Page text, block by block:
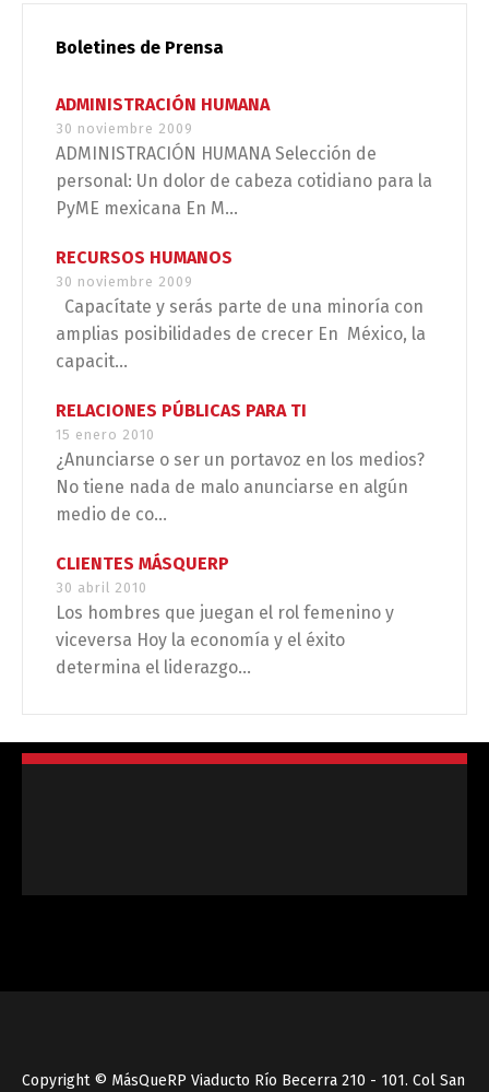
Boletines de Prensa
ADMINISTRACIÓN HUMANA
30 noviembre 2009
ADMINISTRACIÓN HUMANA Selección de
personal: Un dolor de cabeza cotidiano para la
PyME mexicana En M...
RECURSOS HUMANOS
30 noviembre 2009
Capacítate y serás parte de una minoría con
amplias posibilidades de crecer En México, la
capacit...
RELACIONES PÚBLICAS PARA TI
15 enero 2010
¿Anunciarse o ser un portavoz en los medios?
No tiene nada de malo anunciarse en algún
medio de co...
CLIENTES MÁSQUERP
30 abril 2010
Los hombres que juegan el rol femenino y
viceversa Hoy la economía y el éxito
determina el liderazgo...
Copyright © MásQueRP Viaducto Río Becerra 210 - 101. Col San